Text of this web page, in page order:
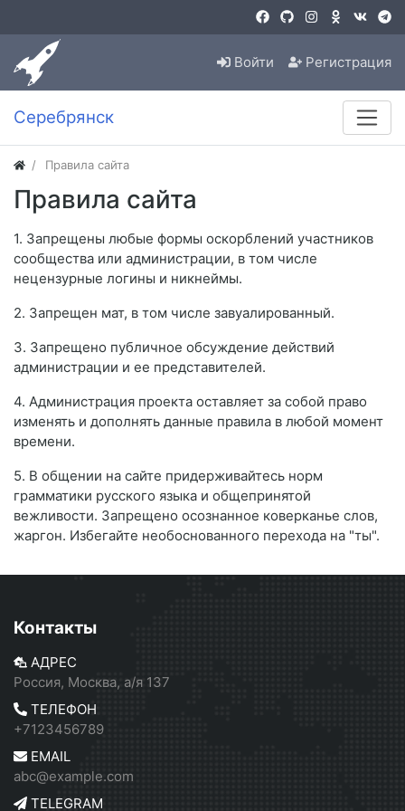
Войти Регистрация
Серебрянск
Правила сайта
Правила сайта
1. Запрещены любые формы оскорблений участников
сообщества или администрации, в том числе
нецензурные логины и никнеймы.
2. Запрещен мат, в том числе завуалированный.
3. Запрещено публичное обсуждение действий
администрации и ее представителей.
4. Администрация проекта оставляет за собой право
изменять и дополнять данные правила в любой момент
времени.
5. В общении на сайте придерживайтесь норм
грамматики русского языка и общепринятой
вежливости. Запрещено осознанное коверканье слов,
жаргон. Избегайте необоснованного перехода на "ты".
Контакты
АДРЕС
Россия, Москва, а/я 137
ТЕЛЕФОН
+7123456789
EMAIL
abc@example.com
TELEGRAM